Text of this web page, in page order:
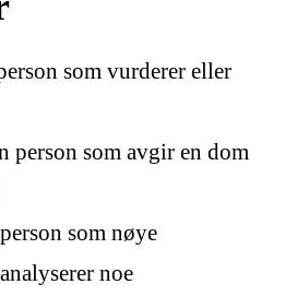
som vurderer eller
person som avgir en dom
som nøye
noe